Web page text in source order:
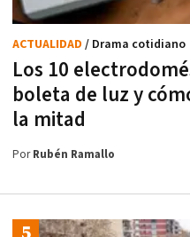
Los 10
boleta de luz y
la mitad
ACTUALIDAD / Drama cotidiano
PorRubén Ramallo